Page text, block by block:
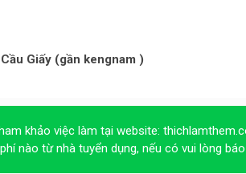
Giấy (gần kengnam )
khảo việc làm tại website:
nào từ nhà tuyển dụng, nếu có vui lòng